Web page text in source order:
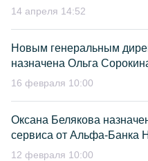
14 апреля 14:52
Новым генеральным
назначена Ольга
16 февраля 10:00
Оксана Белякова
сервиса от Альфа-Банка
12 февраля 10:00